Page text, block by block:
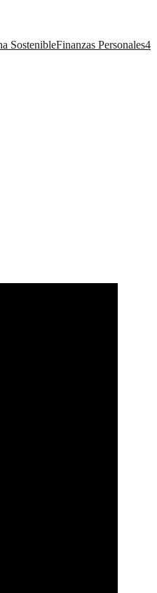
SostenibleFinanzas Personales4